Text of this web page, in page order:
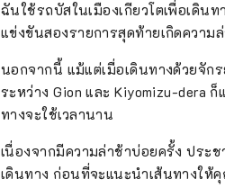
ฉันใช้รถบัสในเมืองเกียวโตเพื่อเดิน
แข่งขันสองรายการสุดท้ายเกิดความ
นอกจากนี้ แม้แต่เมื่อเดินทางด้วยจัก
ระหว่าง Gion และ Kiyomizu-dera
ทางจะใช้เวลานาน
เนื่องจากมีความล่าช้าบ่อยครั้ง ประ
เดินทาง ก่อนที่จะแนะนำเส้นทางให้